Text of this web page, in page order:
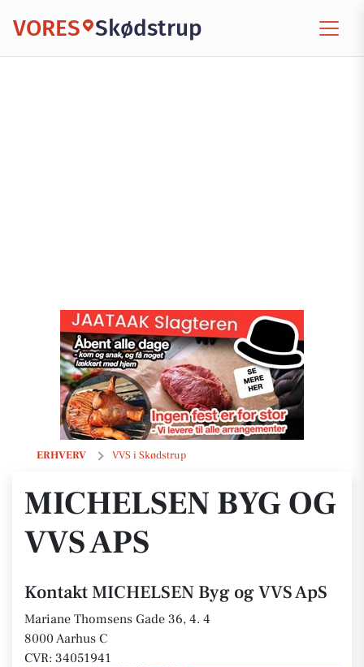
VORES Skødstrup
ERHVERV VVS i Skødstrup
MICHELSEN Byg og VVS ApS
MICHELSEN BYG OG
VVS APS
Kontakt MICHELSEN Byg og VVS ApS
Mariane Thomsens Gade 36, 4. 4
8000 Aarhus C
CVR: 34051941